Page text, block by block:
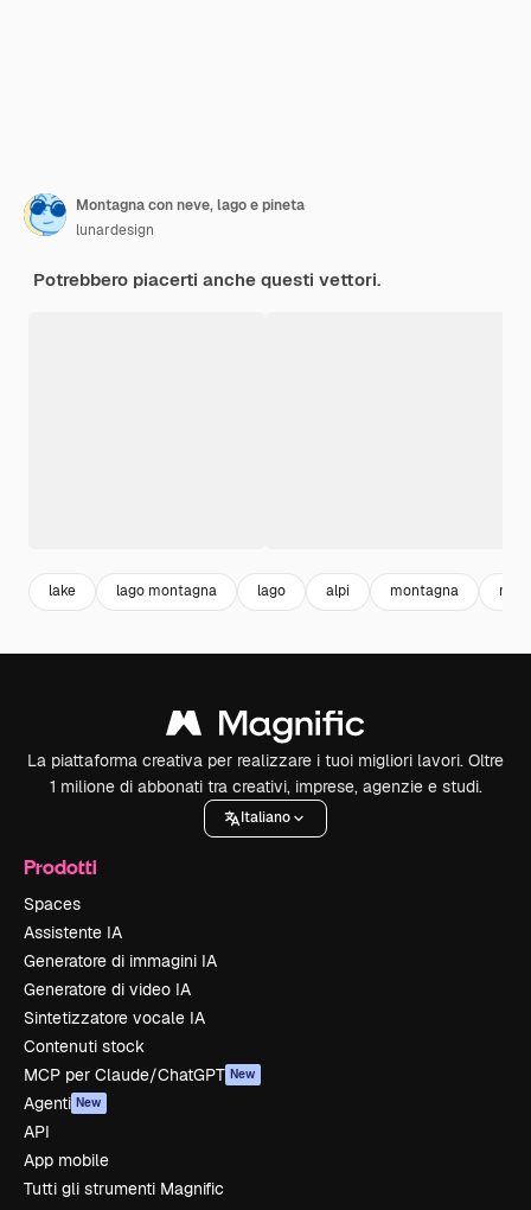
Montagna con neve, lago e pineta
lunardesign
Potrebbero piacerti anche questi vettori.
lake lago montagna lago alpi montagna
La piattaforma creativa per realizzare i tuoi migliori lavori. Oltre
1 milione di abbonati tra creativi, imprese, agenzie e studi.
Italiano
Prodotti
Spaces
Assistente IA
Generatore di immagini IA
Generatore di video IA
Sintetizzatore vocale IA
Contenuti stock
MCP per Claude/ChatGPT New
Agenti New
API
App mobile
Tutti gli strumenti Magnific